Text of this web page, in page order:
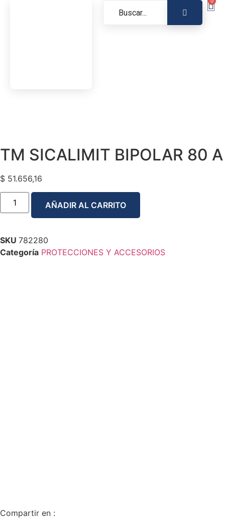
TM SICALIMIT BIPOLAR 80 A
$ 51.656,16
AÑADIR AL CARRITO
SKU 782280
Categoría PROTECCIONES Y ACCESORIOS
Compartir en :